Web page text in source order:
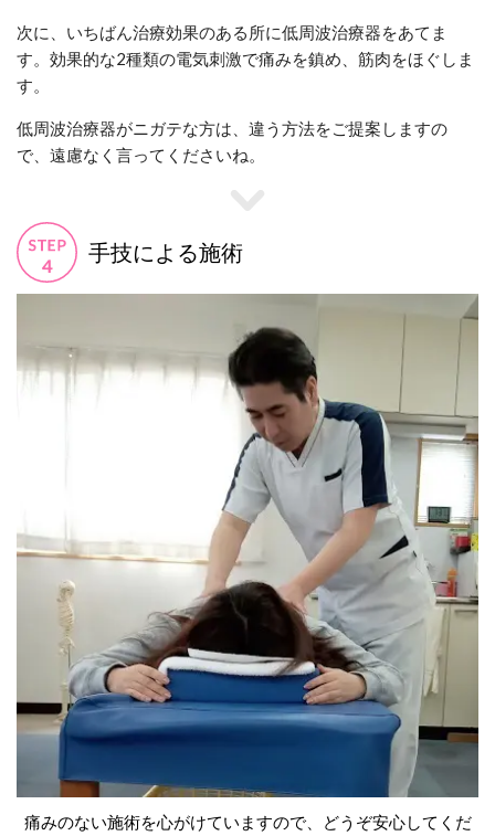
次に、いちばん治療効果のある所に低周波治療器をあてま
す。効果的な2種類の電気刺激で痛みを鎮め、筋肉をほぐしま
す。
低周波治療器がニガテな方は、違う方法をご提案しますの
で、遠慮なく言ってくださいね。
手技による施術
痛みのない施術を心がけていますので、どうぞ安心してくだ